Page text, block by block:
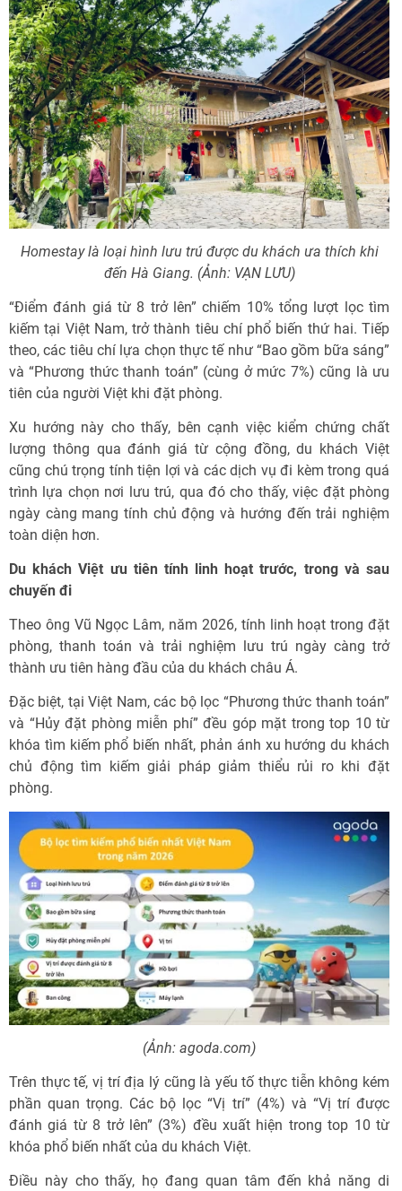
Homestay là loại hình lưu trú được du khách ưa thích khi
đến Hà Giang. (Ảnh: VẠN LƯU)
“Điểm đánh giá từ 8 trở lên” chiếm 10% tổng lượt lọc tìm
kiếm tại Việt Nam, trở thành tiêu chí phổ biến thứ hai. Tiếp
theo, các tiêu chí lựa chọn thực tế như “Bao gồm bữa sáng”
và “Phương thức thanh toán” (cùng ở mức 7%) cũng là ưu
tiên của người Việt khi đặt phòng.
Xu hướng này cho thấy, bên cạnh việc kiểm chứng chất
lượng thông qua đánh giá từ cộng đồng, du khách Việt
cũng chú trọng tính tiện lợi và các dịch vụ đi kèm trong quá
trình lựa chọn nơi lưu trú, qua đó cho thấy, việc đặt phòng
ngày càng mang tính chủ động và hướng đến trải nghiệm
toàn diện hơn.
Du khách Việt ưu tiên tính linh hoạt trước, trong và sau
chuyến đi
Theo ông Vũ Ngọc Lâm, năm 2026, tính linh hoạt trong đặt
phòng, thanh toán và trải nghiệm lưu trú ngày càng trở
thành ưu tiên hàng đầu của du khách châu Á.
Đặc biệt, tại Việt Nam, các bộ lọc “Phương thức thanh toán”
và “Hủy đặt phòng miễn phí” đều góp mặt trong top 10 từ
khóa tìm kiếm phổ biến nhất, phản ánh xu hướng du khách
chủ động tìm kiếm giải pháp giảm thiểu rủi ro khi đặt
phòng.
(Ảnh: agoda.com)
Trên thực tế, vị trí địa lý cũng là yếu tố thực tiễn không kém
phần quan trọng. Các bộ lọc “Vị trí” (4%) và “Vị trí được
đánh giá từ 8 trở lên” (3%) đều xuất hiện trong top 10 từ
khóa phổ biến nhất của du khách Việt.
Điều này cho thấy, họ đang quan tâm đến khả năng di